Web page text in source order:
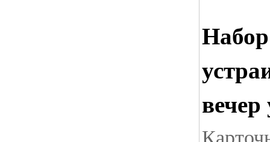
вечер